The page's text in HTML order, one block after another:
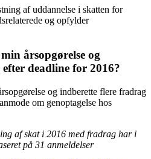
af uddannelse i skatten for
og opfylder
årsopgørelse og
deadline for 2016?
og indberette flere fradrag
om genoptagelse hos
af skat i 2016 med fradrag har i
på 31 anmeldelser